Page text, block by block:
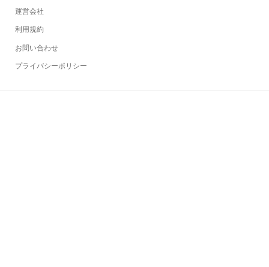
運営会社
利用規約
お問い合わせ
プライバシーポリシー